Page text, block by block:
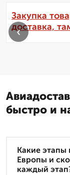
Закупка
доставка,
‹
быстро и
Какие этапы
Европы и
каждый